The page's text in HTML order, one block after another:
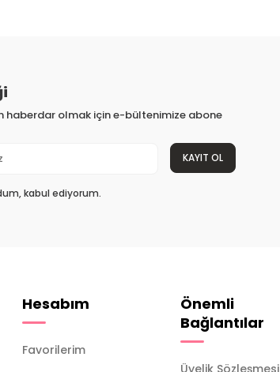
haberdar olmak için e-bültenimize abone
KAYIT OL
kabul ediyorum.
Hesabım
Favorilerim
Önemli
Bağlantılar